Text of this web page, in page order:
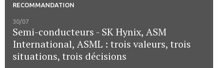
RECOMMANDATION
30/07
Semi-conducteurs - SK Hynix, ASM
International, ASML : trois valeurs, trois
situations, trois décisions